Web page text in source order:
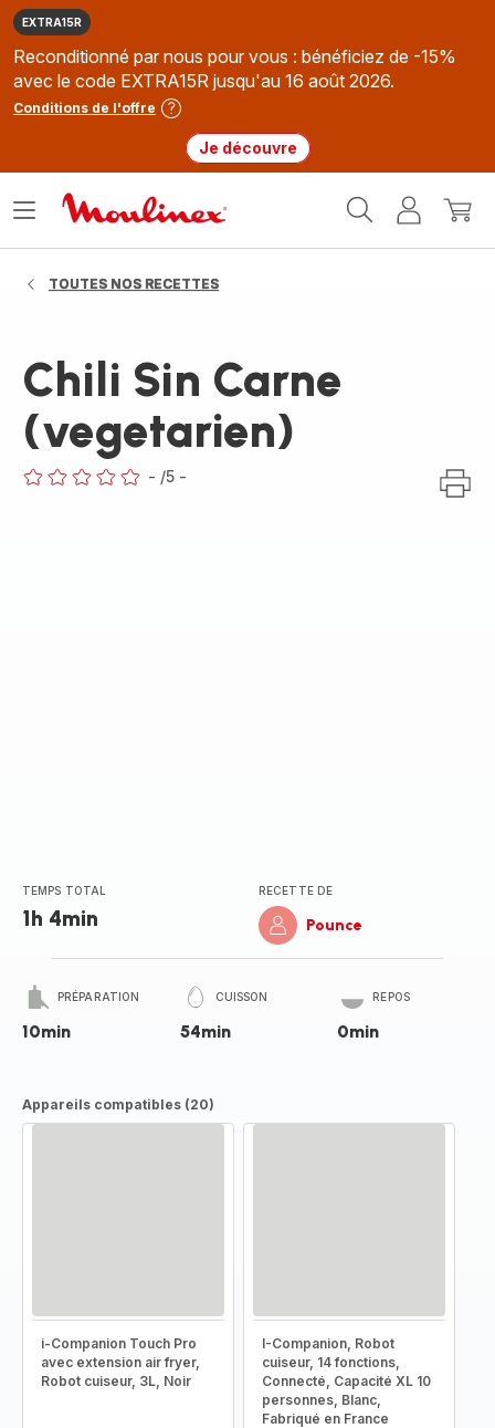
EXTRA15R
Reconditionné par nous pour vous : bénéficiez de -15%
avec le code EXTRA15R jusqu'au 16 août 2026.
Conditions de l'offre
Je découvre
MonMon
Ouvrir
TOUTES NOS RECETTES
Chili Sin Carne
(vegetarien)
- /5 -
TEMPS TOTAL
1h 4min
RECETTE DE
Pounce
PRÉPARATION
10min
CUISSON
54min
REPOS
0min
Appareils compatibles (20)
i-Companion Touch Pro
avec extension air fryer,
Robot cuiseur, 3L, Noir
I-Companion, Robot
cuiseur, 14 fonctions,
Connecté, Capacité XL 10
personnes, Blanc,
Fabriqué en France